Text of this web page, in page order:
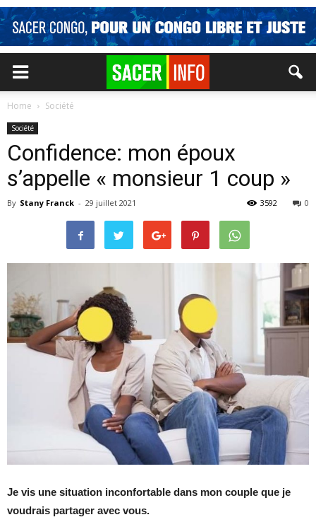
Home Société
Société
Confidence: mon époux
s’appelle « monsieur 1 coup »
By Stany Franck - 29 juillet 2021 0
3592
Je vis une situation inconfortable dans mon couple que je
voudrais partager avec vous.